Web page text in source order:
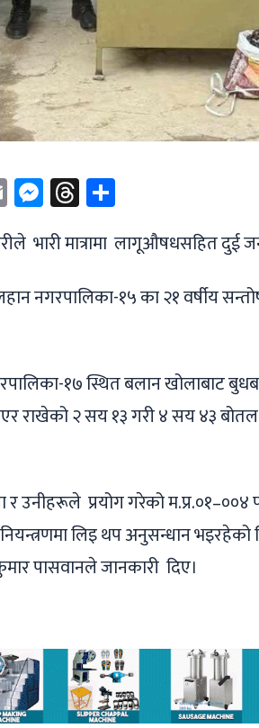
EmailMessenger
Threads
भारी मात्रामा लागूऔषधसहित दुई
नगरपालिका-१५ का २१ वर्षीय
१७ स्थित बलान खोलाबाट
राखेको २ सय १३ गरी ४ सय ४३
उनीहरूले प्रयोग गरेको
लिइ थप अनुसन्धान भइरहेको
पासवानले जानकारी दिए।